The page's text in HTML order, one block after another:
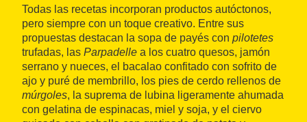
Todas las recetas incorporan productos autóctonos,
pero siempre con un toque creativo. Entre sus
propuestas destacan la sopa de payés con pilotetes
trufadas, las Parpadelle a los cuatro quesos, jamón
serrano y nueces, el bacalao confitado con sofrito de
ajo y puré de membrillo, los pies de cerdo rellenos de
múrgoles, la suprema de lubina ligeramente ahumada
con gelatina de espinacas, miel y soja, y el ciervo